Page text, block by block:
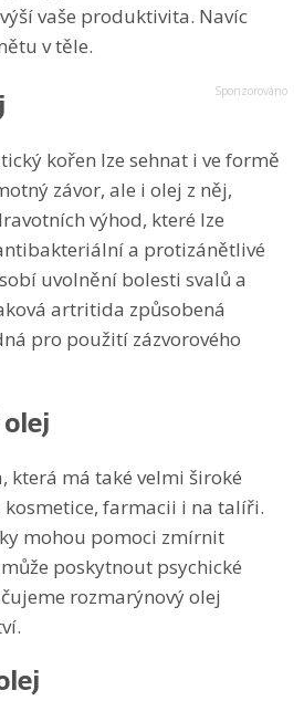
vaše produktivita. Navíc
v těle.
kořen lze sehnat i ve formě
závor, ale i olej z něj,
výhod, které lze
a protizánětlivé
uvolnění bolesti svalů a
artritida způsobená
pro použití zázvorového
která má také velmi široké
kosmetice, farmacii i na talíři.
mohou pomoci zmírnit
poskytnout psychické
rozmarýnový olej